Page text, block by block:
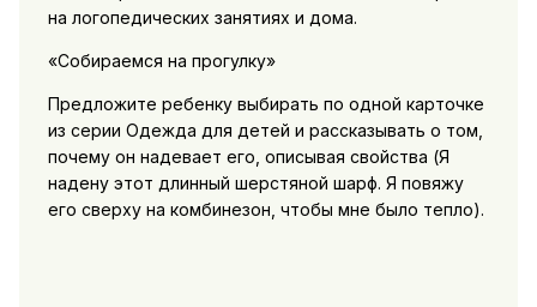
на логопедических занятиях и дома.
«Собираемся на прогулку»
Предложите ребенку выбирать по одной карточке
из серии Одежда для детей и рассказывать о том,
почему он надевает его, описывая свойства (Я
надену этот длинный шерстяной шарф. Я повяжу
его сверху на комбинезон, чтобы мне было тепло).